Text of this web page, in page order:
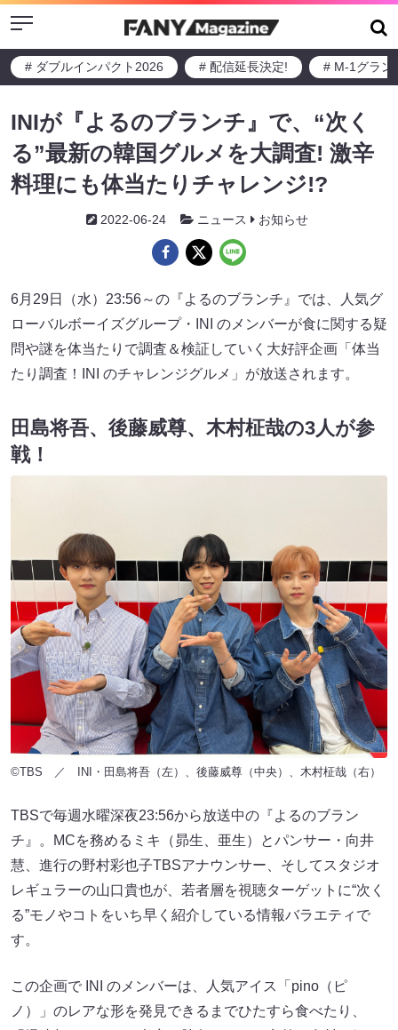
Menu
# ダブルインパクト2026 # 配信延長決定! # M-1グラン
INIが『よるのブランチ』で、“次く
る”最新の韓国グルメを大調査! 激辛
料理にも体当たりチャレンジ!?
2022-06-24 ニュース お知らせ
6月29日（水）23:56～の『よるのブランチ』では、人気グ
ローバルボーイズグループ・INI のメンバーが食に関する疑
問や謎を体当たりで調査＆検証していく大好評企画「体当
たり調査！INI のチャレンジグルメ」が放送されます。
田島将吾、後藤威尊、木村柾哉の3人が参
戦！
©TBS ／ INI・田島将吾（左）、後藤威尊（中央）、木村柾哉（右）
TBSで毎週水曜深夜23:56から放送中の『よるのブラン
チ』。MCを務めるミキ（昴生、亜生）とパンサー・向井
慧、進行の野村彩也子TBSアナウンサー、そしてスタジオ
レギュラーの山口貴也が、若者層を視聴ターゲットに“次く
る”モノやコトをいち早く紹介している情報バラエティで
す。
この企画で INI のメンバーは、人気アイス「pino（ピ
ノ）」のレアな形を発見できるまでひたすら食べたり、